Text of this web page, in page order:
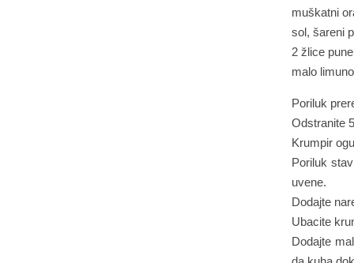
muškatni
sol, šareni
2 žlice
malo
Poriluk
Odstranite
Krumpir
Poriluk
uvene.
Dodajte
Ubacite
Dodajte